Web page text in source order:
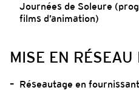
Journées de Soleure
films d’animation)
MISE EN RÉSEAU
Réseautage en